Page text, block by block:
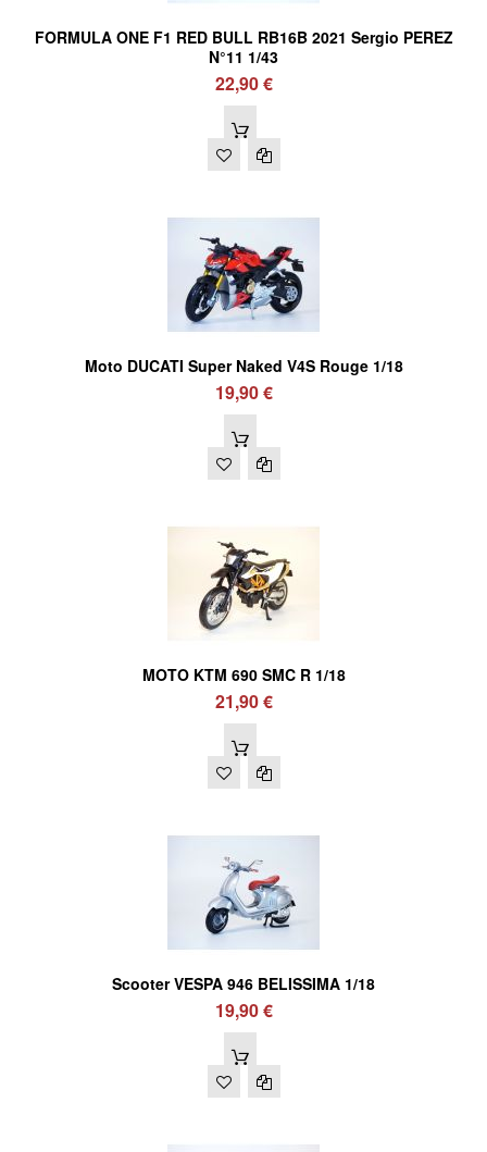
FORMULA ONE F1 RED BULL RB16B 2021 Sergio PEREZ
N°11 1/43
22,90 €
Moto DUCATI Super Naked V4S Rouge 1/18
19,90 €
MOTO KTM 690 SMC R 1/18
21,90 €
Scooter VESPA 946 BELISSIMA 1/18
19,90 €